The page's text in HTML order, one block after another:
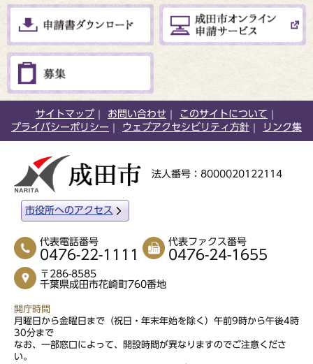
サイトマップ お問い合わせ
このサイトについて
プライバシーポリシー
ウェブアクセシビリティ方針 リンク集
法人番号：8000020122114
市役所へのアクセス
代表電話番号
0476-22-1111
代表ファクス番号
0476-24-1655
〒286-8585
千葉県成田市花崎町760番地
開庁時間
月曜日から金曜日まで（祝日・年末年始を除く）午前9時から午後4時
30分まで
なお、一部窓口によって、開設時間が異なりますのでご注意くださ
い。